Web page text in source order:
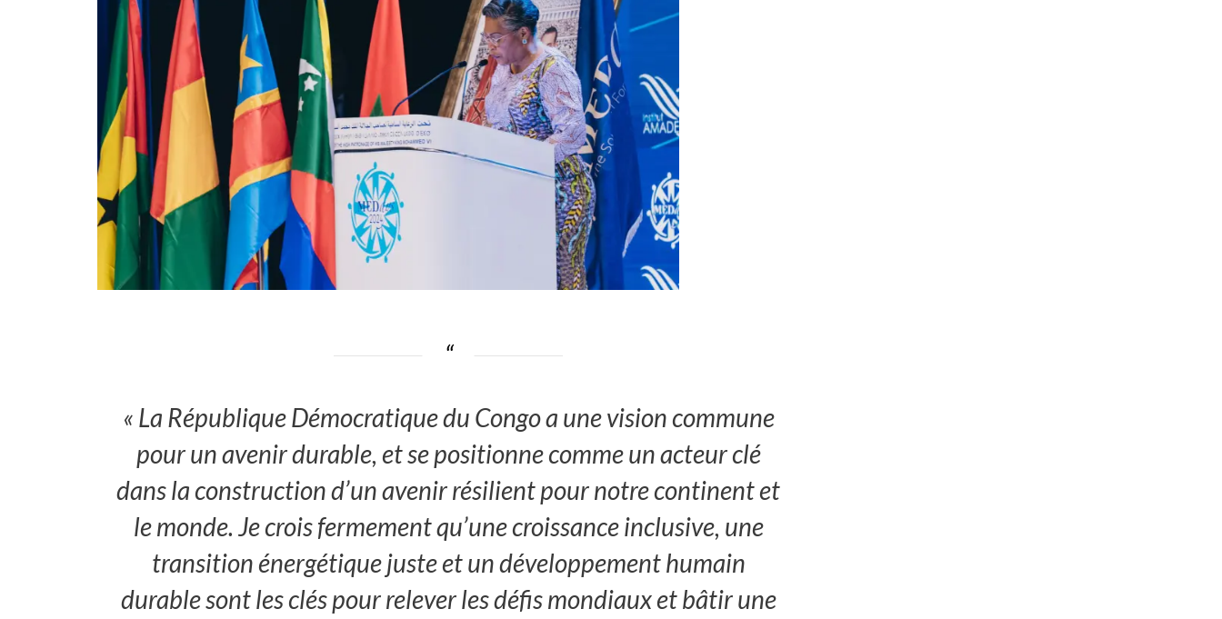
« La République Démocratique du Congo a une vision commune
pour un avenir durable, et se positionne comme un acteur clé
dans la construction d’un avenir résilient pour notre continent et
le monde. Je crois fermement qu’une croissance inclusive, une
transition énergétique juste et un développement humain
durable sont les clés pour relever les défis mondiaux et bâtir une